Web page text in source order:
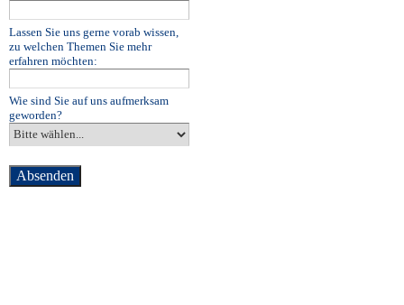
Lassen Sie uns gerne vorab wissen,
zu welchen Themen Sie mehr
erfahren möchten:
Wie sind Sie auf uns aufmerksam
geworden?